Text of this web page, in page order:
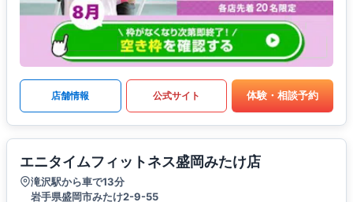
店舗情報 公式サイト 体験・相談予約
エニタイムフィットネス盛岡みたけ店
滝沢駅から車で13分
岩手県盛岡市みたけ2-9-55